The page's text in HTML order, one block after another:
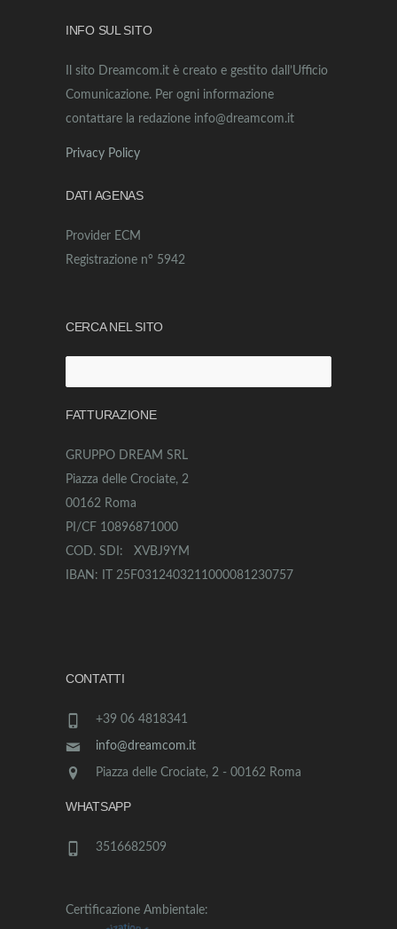
INFO SUL SITO
Il sito Dreamcom.it è creato e gestito dall’Ufficio
Comunicazione. Per ogni informazione
contattare la redazione info@dreamcom.it
Privacy Policy
DATI AGENAS
Provider ECM
Registrazione n° 5942
CERCA NEL SITO
per:
FATTURAZIONE
GRUPPO DREAM SRL
Piazza delle Crociate, 2
00162 Roma
PI/CF 10896871000
COD. SDI: XVBJ9YM
IBAN: IT 25F0312403211000081230757
CONTATTI
+39 06 4818341
info@dreamcom.it
Piazza delle Crociate, 2 - 00162 Roma
WHATSAPP
3516682509
Certificazione Ambientale: